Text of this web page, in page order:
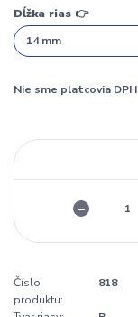
Dĺžka rias 👉
Nie sme platcovia DPH
Číslo
produktu:
818